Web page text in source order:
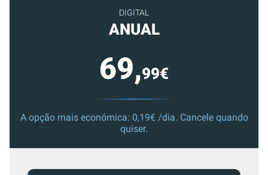
DIGITAL
ANUAL
69,99€
A opção mais económica: 0,19€ /dia. Cancele quando
quiser.